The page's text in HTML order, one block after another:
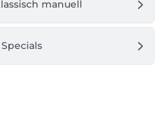
manuell